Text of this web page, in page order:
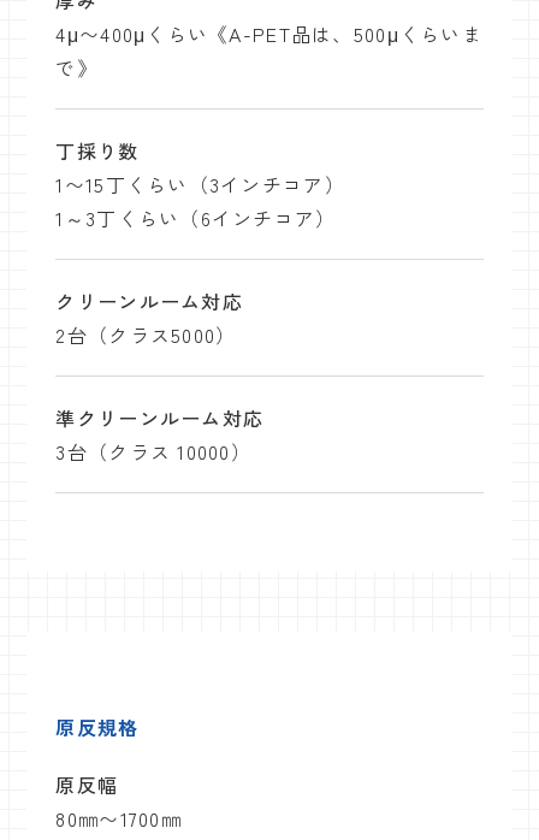
4μ〜400μくらい《A-PET品は、500μくらいま
で》
丁採り数
1〜15丁くらい（3インチコア）
1～3丁くらい（6インチコア）
クリーンルーム対応
2台（クラス5000）
準クリーンルーム対応
3台（クラス 10000）
原反規格
原反幅
80㎜〜1700㎜